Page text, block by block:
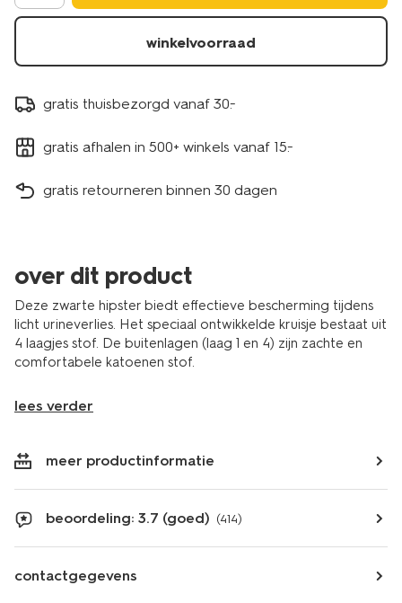
winkelvoorraad
gratis thuisbezorgd vanaf 30.-
gratis afhalen in 500+ winkels vanaf 15.-
gratis retourneren binnen 30 dagen
over dit product
Deze zwarte hipster biedt effectieve bescherming tijdens
licht urineverlies. Het speciaal ontwikkelde kruisje bestaat uit
4 laagjes stof. De buitenlagen (laag 1 en 4) zijn zachte en
comfortabele katoenen stof.
lees verder
meer productinformatie
beoordeling: 3.7 (goed) (414)
contactgegevens